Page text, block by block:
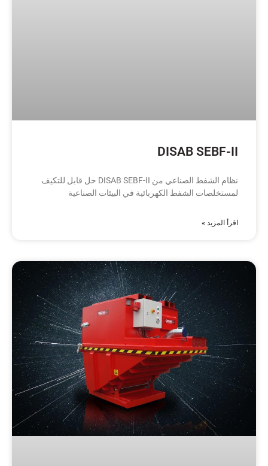
DISAB SEBF-II
نظام الشفط الصناعي من DISAB SEBF-II حل قابل للتكيف
لمستخلصات الشفط الكهربائية في البيئات الصناعية
اقرأ المزيد »